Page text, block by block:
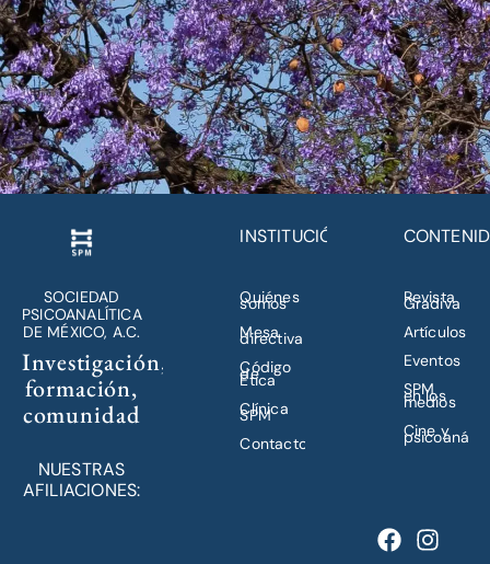
SOCIEDAD
PSICOANALÍTICA
DE MÉXICO, A.C.
Investigación,
formación,
comunidad
NUESTRAS
AFILIACIONES:
INSTITUCIÓN
Quiénes
somos
Mesa
directiva
Código
de
Ética
Clínica
SPM
Contacto
Revista
Gradiva
Artículos
Eventos
SPM
en los
medios
Cine y